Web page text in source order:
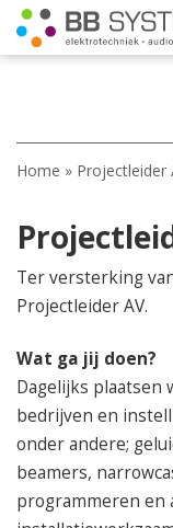
Home » Projectleider
Ter versterking
Projectleider AV.
Wat ga jij doen?
Dagelijks plaatsen
bedrijven en
onder andere;
beamers,
programmeren en